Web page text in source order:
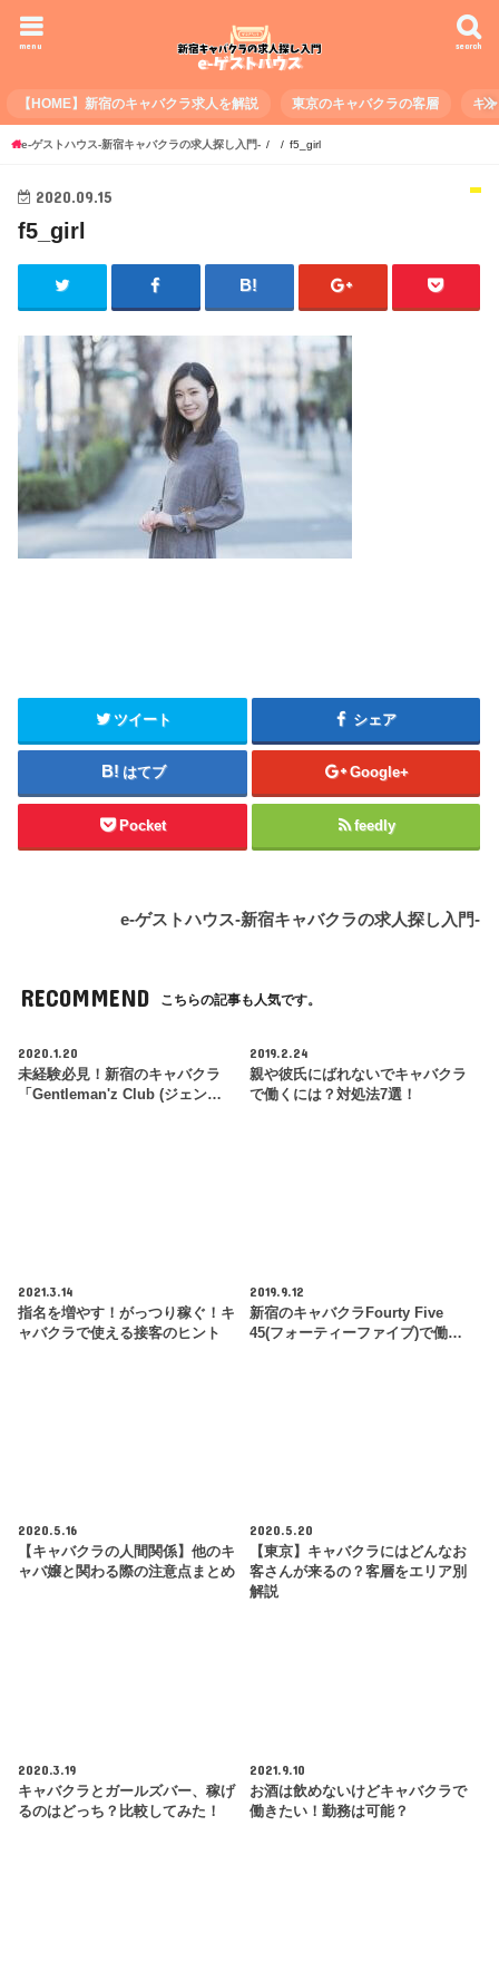
search
menu
【HOME】新宿のキャバクラ求人を解説 東京のキャバクラの客層 キ
e-ゲストハウス-新宿キャバクラの求人探し入門- f5_girl
2020.09.15
f5_girl
ツイート シェア
はてブ Google+
Pocket feedly
e-ゲストハウス-新宿キャバクラの求人探し入門-
RECOMMEND こちらの記事も人気です。
2020.1.20
未経験必見！新宿のキャバクラ
「Gentleman'z Club (ジェン…
2019.2.24
親や彼氏にばれないでキャバクラ
で働くには？対処法7選！
2021.3.14
指名を増やす！がっつり稼ぐ！キ
ャバクラで使える接客のヒント
2019.9.12
新宿のキャバクラFourty Five
45(フォーティーファイブ)で働…
2020.5.16
【キャバクラの人間関係】他のキ
ャバ嬢と関わる際の注意点まとめ
2020.5.20
【東京】キャバクラにはどんなお
客さんが来るの？客層をエリア別
解説
2020.3.19
キャバクラとガールズバー、稼げ
るのはどっち？比較してみた！
2021.9.10
お酒は飲めないけどキャバクラで
働きたい！勤務は可能？